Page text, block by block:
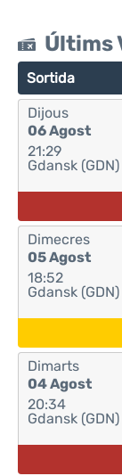
Últims
Sortida
Dijous
06 Agost
21:29
Gdansk (GDN)
Dimecres
05 Agost
18:52
Gdansk (GDN)
Dimarts
04 Agost
20:34
Gdansk (GDN)